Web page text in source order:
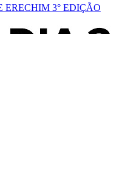
ERECHIM 3° EDIÇÃO